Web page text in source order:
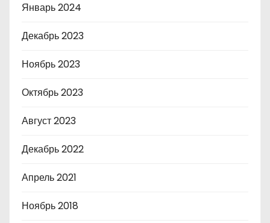
Январь 2024
Декабрь 2023
Ноябрь 2023
Октябрь 2023
Август 2023
Декабрь 2022
Апрель 2021
Ноябрь 2018